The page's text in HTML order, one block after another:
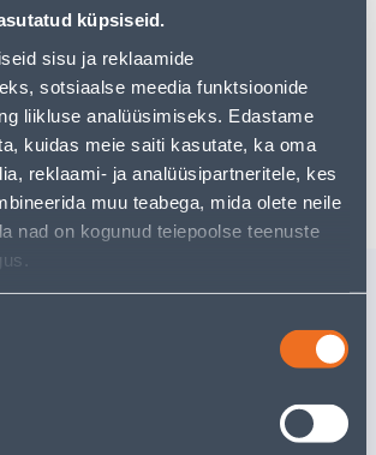
küpsiseid.
sisu ja reklaamide
sotsiaalse meedia funktsioonide
liikluse analüüsimiseks. Edastame
kuidas meie saiti kasutate, ka oma
reklaami- ja analüüsipartneritele, kes
muu teabega, mida olete neile
nad on kogunud teiepoolse teenuste
доставка 3,69 € от 2-5 tööpäeva
автомат от 2,29 € с 2-5 tööpäeva
с 10.08.2026
PHILIPS
87
.87 €
52.72 €